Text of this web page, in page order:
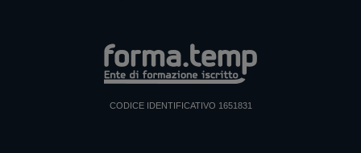
CODICE IDENTIFICATIVO 1651831